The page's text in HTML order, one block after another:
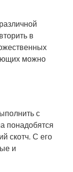
в
можно
с
понадобятся
скотч. С его
и